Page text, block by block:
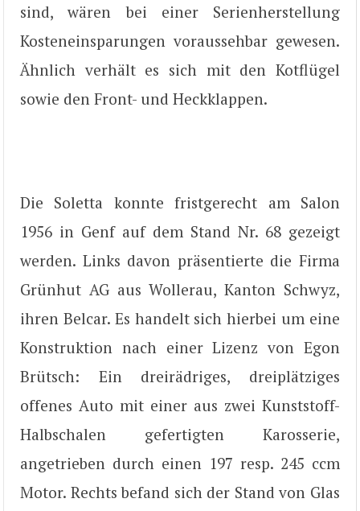
sind, wären bei einer Serienherstellung
Kosteneinsparungen voraussehbar gewesen.
Ähnlich verhält es sich mit den Kotflügel
sowie den Front- und Heckklappen.
Die Soletta konnte fristgerecht am Salon
1956 in Genf auf dem Stand Nr. 68 gezeigt
werden. Links davon präsentierte die Firma
Grünhut AG aus Wollerau, Kanton Schwyz,
ihren Belcar. Es handelt sich hierbei um eine
Konstruktion nach einer Lizenz von Egon
Brütsch: Ein dreirädriges, dreiplätziges
offenes Auto mit einer aus zwei Kunststoff-
Halbschalen gefertigten Karosserie,
angetrieben durch einen 197 resp. 245 ccm
Motor. Rechts befand sich der Stand von Glas